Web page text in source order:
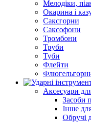
Мелодіки,
Окарина і
Саксгорни
Саксофони
Тромбони
Труби
Туби
Флейти
Аксесуари
Засоби
Інше
Обручі